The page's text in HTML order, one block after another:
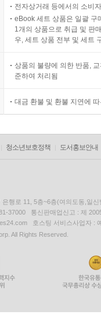
이다.
! 이것은 당신이 새벽
고, 그 길은 나의 인생
것 중에서 가장 가치
일어나라! 그리고 누려
전자상거래 등에서의 소비
eBook 세트 상품은 일괄 구
1개의 상품으로 취급 및 판
우, 세트 상품 전부 및 세트
상품의 불량에 의한 반품,
준하여 처리됨
대금 환불 및 환불 지연에
청소년보호정책 도서홍보안내
은행로 11, 5층~6층(여의도동,일신
37000 통신판매업신고 : 제
호스팅 서비스사업자 :
All Rights Reserved.